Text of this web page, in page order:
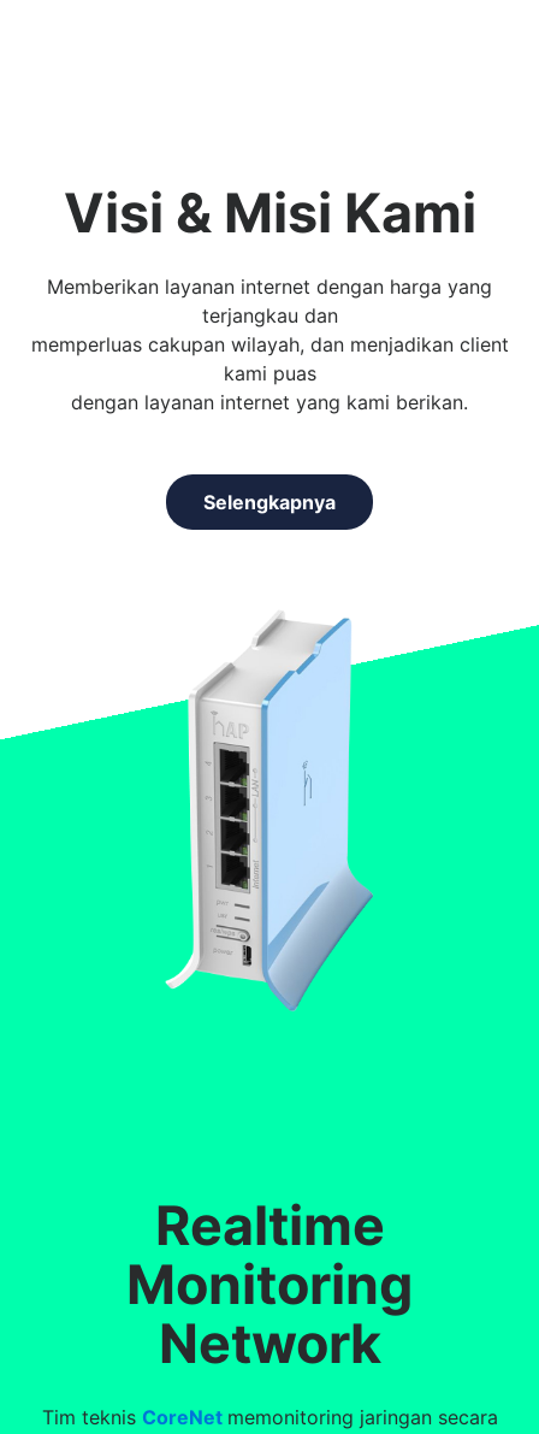
Visi & Misi Kami
Memberikan layanan internet dengan harga yang
terjangkau dan
memperluas cakupan wilayah, dan menjadikan client
kami puas
dengan layanan internet yang kami berikan.
Selengkapnya
Realtime
Monitoring
Network
Tim teknis CoreNet memonitoring jaringan secara